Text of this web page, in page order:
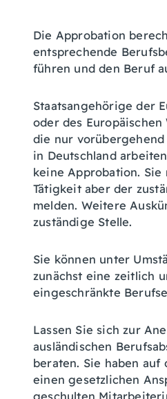
Die Approbation
entsprechende
führen und den Beruf
Staatsangehörige der
oder des
die nur
in Deutschland
keine Approbation. Sie
Tätigkeit aber der
melden. Weitere
zuständige Stelle.
Sie können unter
zunächst eine zeitlich
eingeschränkte
Lassen Sie sich zur
ausländischen
beraten. Sie haben auf
einen gesetzlichen
geschulten